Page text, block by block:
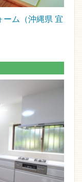
ーム（沖縄県 宜